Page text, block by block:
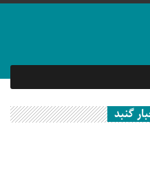
گنبد